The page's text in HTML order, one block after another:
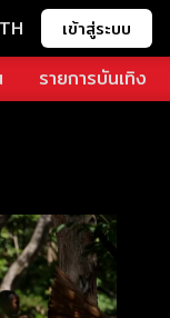
TH เข้าสู่ระบบ
รายการบันเทิง